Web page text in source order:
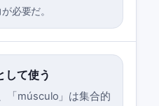
必要だ。
して使う
「músculo」は集合的